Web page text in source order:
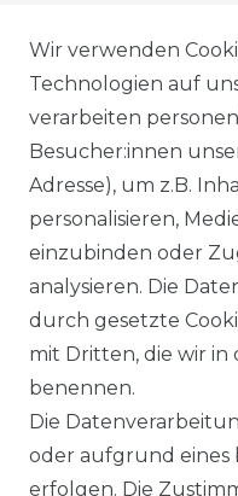
Wir verwenden
Technologien auf
verarbeiten
Besucher:innen
Adresse), um z.B.
personalisieren,
einzubinden oder
analysieren. Die
durch gesetzte
mit Dritten, die wir
benennen.
Die
oder aufgrund eines
erfolgen. Die